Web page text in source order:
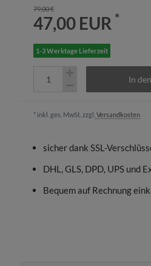
79,00 €
47,00 EUR *
1-3 Werktage Lieferzeit
In
* inkl. ges. MwSt. zzgl. Versandkosten
sicher dank SSL-
DHL, GLS, DPD, UPS und
Bequem auf Rechnung